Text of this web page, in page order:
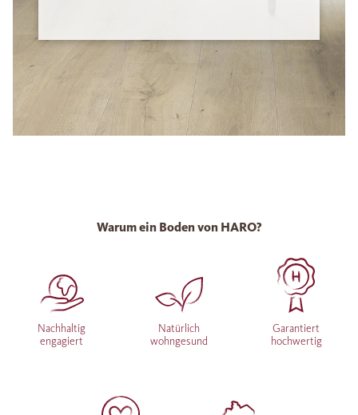
Warum ein Boden von HARO?
Nachhaltig
engagiert
Natürlich
wohngesund
Garantiert
hochwertig